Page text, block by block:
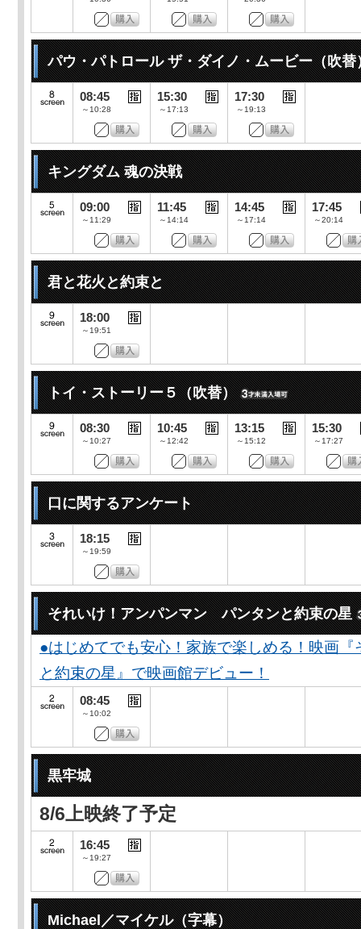
パウ・パトロール ザ・ダイノ・ムービー（吹替
08:45
～10:28
15:30
～17:13
17:30
～19:13
キングダム 魂の決戦
09:00
～11:29
11:45
～14:14
14:45
～17:14
17:45
～20:14
君と花火と約束と
18:00
～19:51
トイ・ストーリー５（吹替）
08:30
～10:27
10:45
～12:42
13:15
～15:12
15:30
～17:27
口に関するアンケート
18:15
～19:59
それいけ！アンパンマン パンタンと約束の星
●はじめてでも安心！家族で楽しめる！映画
と約束の星』で映画館デビュー！
08:45
～10:02
黒牢城
8/6上映終了予定
16:45
～19:27
Michael／マイケル（字幕）